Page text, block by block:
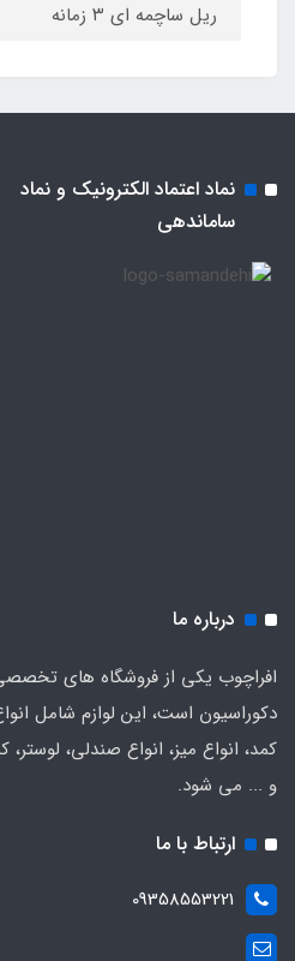
ریل ساچمه ای ۳ زمانه
نماد اعتماد الکترونیک و نماد
ساماندهی
درباره ما
افراچوب یکی از فروشگاه های
دکوراسیون است، این لوازم شامل
کمد، انواع میز، انواع صندلی،
و ... می شود.
ارتباط با ما
09358553221